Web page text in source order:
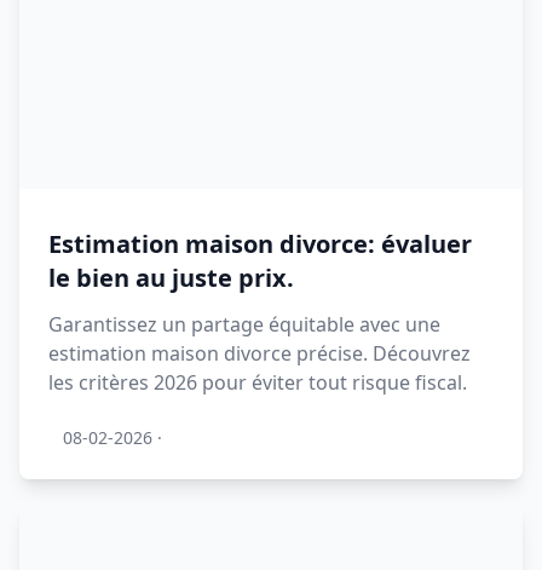
Estimation maison divorce: évaluer
le bien au juste prix.
Garantissez un partage équitable avec une
estimation maison divorce précise. Découvrez
les critères 2026 pour éviter tout risque fiscal.
08-02-2026 ·